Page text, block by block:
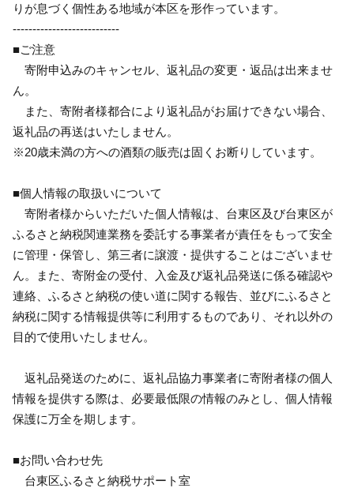
りが息づく個性ある地域が本区を形作っています。
---------------------------
■ご注意
寄附申込みのキャンセル、返礼品の変更・返品は出来ませ
ん。
また、寄附者様都合により返礼品がお届けできない場合、
返礼品の再送はいたしません。
※20歳未満の方への酒類の販売は固くお断りしています。
■個人情報の取扱いについて
寄附者様からいただいた個人情報は、台東区及び台東区が
ふるさと納税関連業務を委託する事業者が責任をもって安全
に管理・保管し、第三者に譲渡・提供することはございませ
ん。また、寄附金の受付、入金及び返礼品発送に係る確認や
連絡、ふるさと納税の使い道に関する報告、並びにふるさと
納税に関する情報提供等に利用するものであり、それ以外の
目的で使用いたしません。
返礼品発送のために、返礼品協力事業者に寄附者様の個人
情報を提供する際は、必要最低限の情報のみとし、個人情報
保護に万全を期します。
■お問い合わせ先
台東区ふるさと納税サポート室